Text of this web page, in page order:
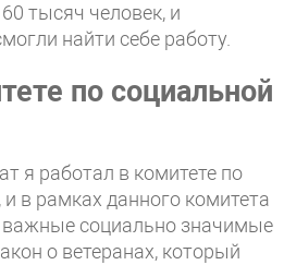
тысяч человек, и
найти себе работу.
по социальной
я работал в комитете по
в рамках данного комитета
социально значимые
о ветеранах, который